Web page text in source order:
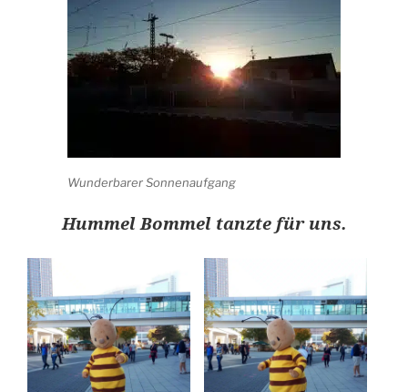
Wunderbarer Sonnenaufgang
Hummel Bommel tanzte für uns.